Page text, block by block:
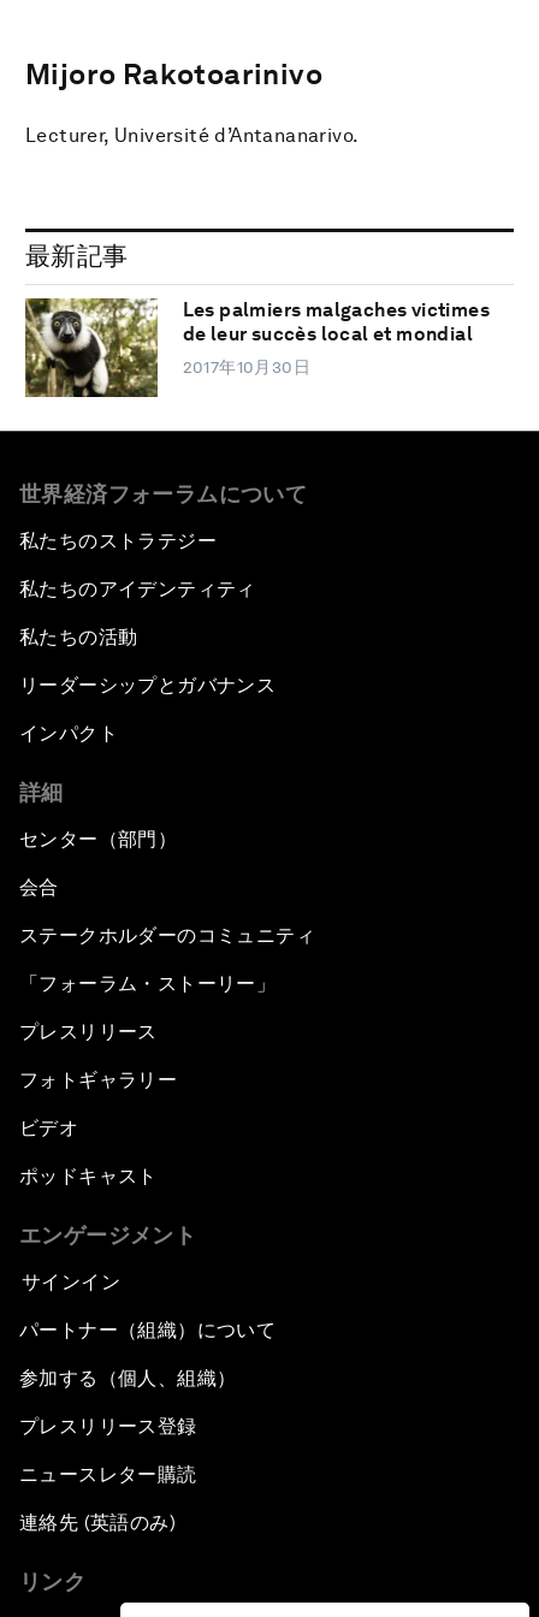
Mijoro Rakotoarinivo
Lecturer, Université d’Antananarivo.
最新記事
Les palmiers malgaches victimes
de leur succès local et mondial
2017年10月30日
世界経済フォーラムについて
私たちのストラテジー
私たちのアイデンティティ
私たちの活動
リーダーシップとガバナンス
インパクト
詳細
センター（部門）
会合
ステークホルダーのコミュニティ
「フォーラム・ストーリー」
プレスリリース
フォトギャラリー
ビデオ
ポッドキャスト
エンゲージメント
サインイン
パートナー（組織）について
参加する（個人、組織）
プレスリリース登録
ニュースレター購読
連絡先 (英語のみ)
リンク